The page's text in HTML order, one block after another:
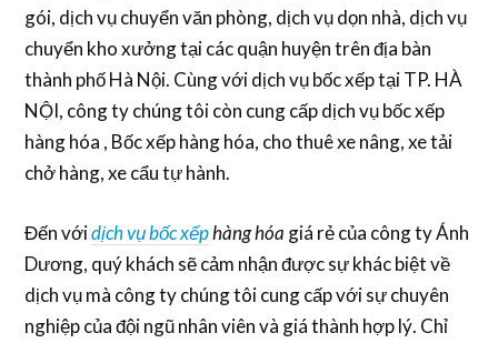
gói, dịch vụ chuyển văn phòng, dịch vụ dọn nhà, dịch vụ
chuyển kho xưởng tại các quận huyện trên địa bàn
thành phố Hà Nội. Cùng với dịch vụ bốc xếp tại TP. HÀ
NỘI, công ty chúng tôi còn cung cấp dịch vụ bốc xếp
hàng hóa , Bốc xếp hàng hóa, cho thuê xe nâng, xe tải
chở hàng, xe cẩu tự hành.
Đến vớidịch vụ bốc xếphàng hóa giá rẻ của công ty Ánh
Dương, quý khách sẽ cảm nhận được sự khác biệt về
dịch vụ mà công ty chúng tôi cung cấp với sự chuyên
nghiệp của đội ngũ nhân viên và giá thành hợp lý. Chỉ